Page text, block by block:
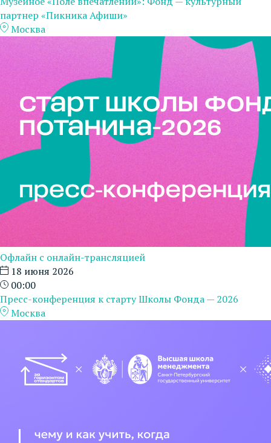
партнер «Пикника Афиши»
Москва
Офлайн с онлайн-трансляцией
18 июня 2026
00:00
Пресс-конференция к старту Школы Фонда — 2026
Москва